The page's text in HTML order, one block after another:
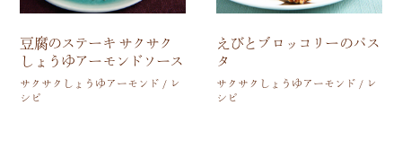
豆腐のステーキ サクサク
しょうゆアーモンドソース
サクサクしょうゆアーモンド / レ
シピ
えびとブロッコリーのパス
タ
サクサクしょうゆアーモンド / レ
シピ